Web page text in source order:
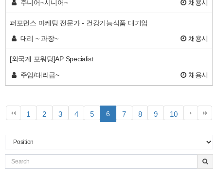
주니어~시니어~
채용시
퍼포먼스 마케팅 전문가 - 건강기능식품 대기업
대리 ~ 과장~
채용시
[외국계 포워딩]AP Specialist
주임/대리급~
채용시
1
지
2페
지
3페
지
4페
지
5페
이
지
린
6
이
7페
지
8페
지
9페
지
10페
지